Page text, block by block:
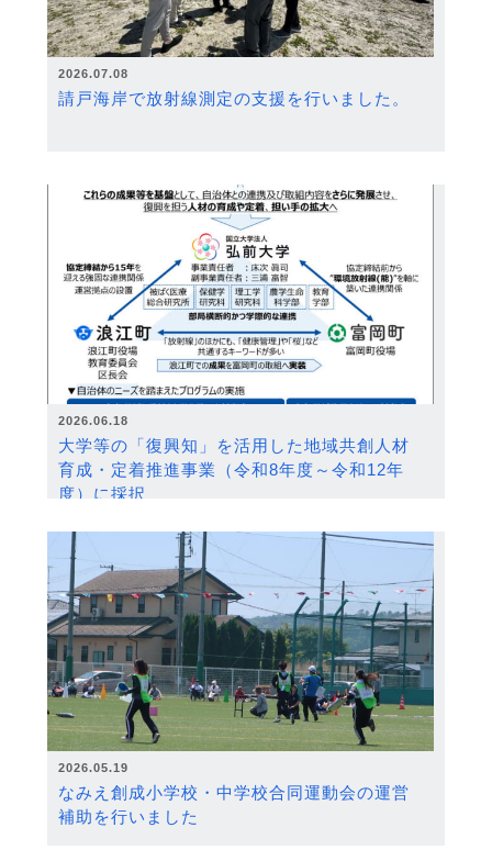
2026.07.08
請戸海岸で放射線測定の支援を行いました。
2026.06.18
大学等の「復興知」を活用した地域共創人材
育成・定着推進事業（令和8年度～令和12年
度）に採択
2026.05.19
なみえ創成小学校・中学校合同運動会の運営
補助を行いました